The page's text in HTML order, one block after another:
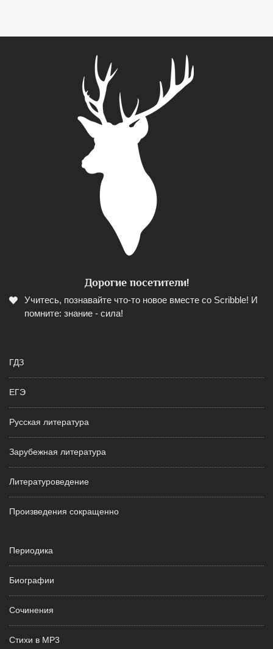
Дорогие посетители!
Учитесь, познавайте что-то новое вместе со Scribble! И
помните: знание - сила!
ГДЗ
ЕГЭ
Русская литература
Зарубежная литература
Литературоведение
Произведения сокращенно
Периодика
Биографии
Сочинения
Стихи в MP3